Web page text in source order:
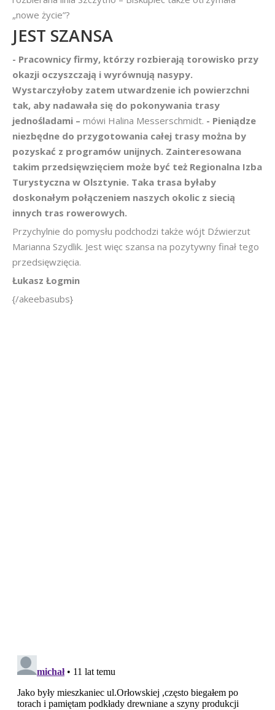
„nowe życie”?
JEST SZANSA
- Pracownicy firmy, którzy rozbierają torowisko przy
okazji oczyszczają i wyrównują nasypy.
Wystarczyłoby zatem utwardzenie ich powierzchni
tak, aby nadawała się do pokonywania trasy
jednośladami – mówi Halina Messerschmidt. - Pieniądze
niezbędne do przygotowania całej trasy można by
pozyskać z programów unijnych. Zainteresowana
takim przedsięwzięciem może być też Regionalna Izba
Turystyczna w Olsztynie. Taka trasa byłaby
doskonałym połączeniem naszych okolic z siecią
innych tras rowerowych.
Przychylnie do pomysłu podchodzi także wójt Dźwierzut
Marianna Szydlik. Jest więc szansa na pozytywny finał tego
przedsięwzięcia.
Łukasz Łogmin
{/akeebasubs}